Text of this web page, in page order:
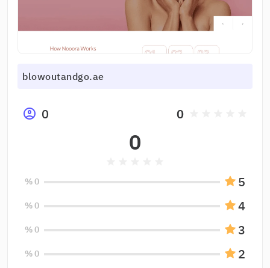
blowoutandgo.ae
0
0
0
5
0 %
4
0 %
3
0 %
2
0 %